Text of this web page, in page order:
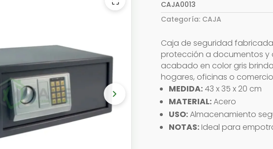
CAJA0013
Categoría: CAJA
Caja de seguridad
protección a documentos y
acabado en color gris
hogares, oficinas o
MEDIDA: 43 x 35 x 20 cm
MATERIAL:Acero
USO:Almacenamiento
NOTAS: Ideal para